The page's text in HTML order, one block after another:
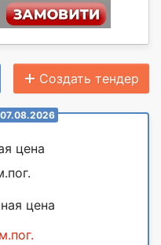
Создать тендер
07.08.2026
цена
цена